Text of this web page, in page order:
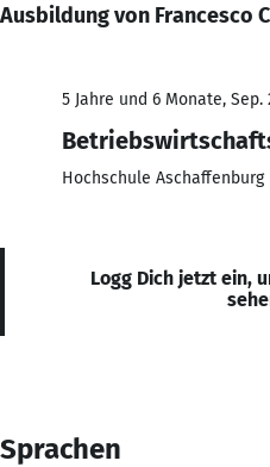
Ausbildung von Francesco
5 Jahre und 6 Monate, Sep.
Hochschule Aschaffenburg
Logg Dich jetzt ein,
Sprachen